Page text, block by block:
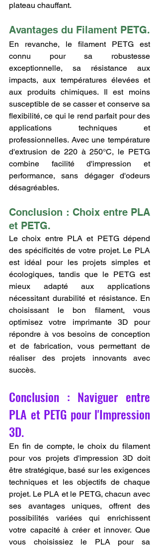
plateau chauffant.
Avantages du Filament PETG.
En revanche, le filament PETG est
connu pour sa robustesse
exceptionnelle, sa résistance aux
impacts, aux températures élevées et
aux produits chimiques. Il est moins
susceptible de se casser et conserve sa
flexibilité, ce qui le rend parfait pour des
applications techniques et
professionnelles. Avec une température
d'extrusion de 220 à 250°C, le PETG
combine facilité d'impression et
performance, sans dégager d'odeurs
désagréables.
Conclusion : Choix entre PLA
et PETG.
Le choix entre PLA et PETG dépend
des spécificités de votre projet. Le PLA
est idéal pour les projets simples et
écologiques, tandis que le PETG est
mieux adapté aux applications
nécessitant durabilité et résistance. En
choisissant le bon filament, vous
optimisez votre imprimante 3D pour
répondre à vos besoins de conception
et de fabrication, vous permettant de
réaliser des projets innovants avec
succès.
Conclusion : Naviguer entre
PLA et PETG pour l'Impression
3D.
En fin de compte, le choix du filament
pour vos projets d'impression 3D doit
être stratégique, basé sur les exigences
techniques et les objectifs de chaque
projet. Le PLA et le PETG, chacun avec
ses avantages uniques, offrent des
possibilités variées qui enrichissent
votre capacité à créer et innover. Que
vous choisissiez le PLA pour sa